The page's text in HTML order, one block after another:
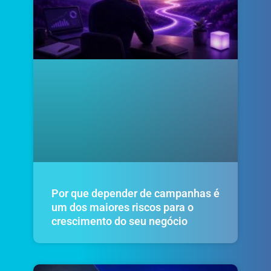
Por que depender de campanhas é
um dos maiores riscos para o
crescimento do seu negócio